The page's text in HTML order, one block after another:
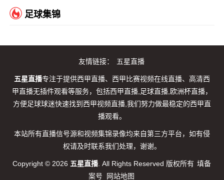
足球集锦
友情链接： 五星直播
五星直播专注于提供西甲直播、西甲比赛视频在线直播、高清西
甲直播无插件观看等服务，包括西甲直播,足球直播,欧洲杯直播，
方便足球球迷快速找到西甲视频直播,我们努力做最稳定的西甲直
播观看。
本站所有直播信号源和视频集锦录像均来自第三方平台，如有侵
权请及时联系我们处理，谢谢。
Copyright © 2026 五星直播. All Rights Reserved 版权所有 填备
案号
网站地图